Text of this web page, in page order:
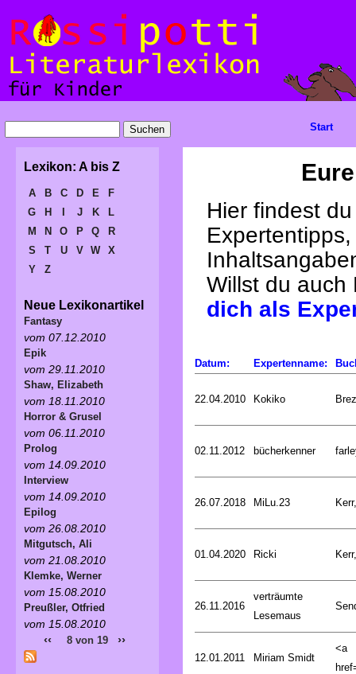
Hier findest
Willst du
dich als
Datum: Expertenname:
22.04.2010 Kokiko
02.11.2012 bücherkenner
26.07.2018 MiLu.23
01.04.2020 Ricki
26.11.2016
verträumte
Lesemaus
12.01.2011 Miriam Smidt
<a
Start
Lexikon: A bis Z
A B C D E
F
G
H J K
L
M
N O P Q
R
S
T U V W
X
Y
Z
Neue Lexikonartikel
Fantasy
vom 07.12.2010
Epik
vom 29.11.2010
Shaw, Elizabeth
vom 18.11.2010
Horror & Grusel
vom 06.11.2010
Prolog
vom 14.09.2010
Interview
vom 14.09.2010
Epilog
vom 26.08.2010
Mitgutsch, Ali
vom 21.08.2010
Klemke, Werner
vom 15.08.2010
Preußler, Otfried
vom 15.08.2010
‹‹ 8 von 19 ››